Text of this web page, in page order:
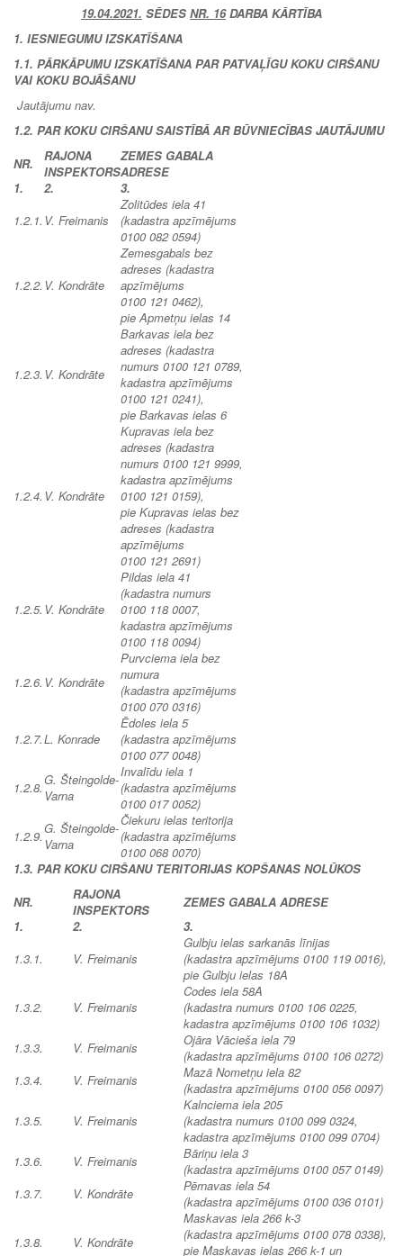
19.04.2021. SĒDES NR. 16DARBA KĀRTĪBA
1. IESNIEGUMU IZSKATĪŠANA
1.1. PĀRKĀPUMU IZSKATĪŠANA PAR PATVAĻĪGU KOKU CIRŠANU
VAI KOKU BOJĀŠANU
Jautājumu nav.
1.2. PAR KOKU CIRŠANU SAISTĪBĀ AR BŪVNIECĪBAS JAUTĀJUMU
NR.
RAJONA
INSPEKTORS
ZEMES GABALA
ADRESE
1.
2.
3.
1.2.1. V. Freimanis
Zolitūdes iela 41
(kadastra apzīmējums
0100 082 0594)
1.2.2. V. Kondrāte
Zemesgabals bez
adreses (kadastra
apzīmējums
0100 121 0462),
pie Apmetņu ielas 14
1.2.3. V. Kondrāte
Barkavas iela bez
adreses (kadastra
numurs 0100 121 0789,
kadastra apzīmējums
0100 121 0241),
pie Barkavas ielas 6
1.2.4. V. Kondrāte
Kupravas iela bez
adreses (kadastra
numurs 0100 121 9999,
kadastra apzīmējums
0100 121 0159),
pie Kupravas ielas bez
adreses (kadastra
apzīmējums
0100 121 2691)
1.2.5. V. Kondrāte
Pildas iela 41
(kadastra numurs
0100 118 0007,
kadastra apzīmējums
0100 118 0094)
1.2.6. V. Kondrāte
Purvciema iela bez
numura
(kadastra apzīmējums
0100 070 0316)
1.2.7.L. Konrade
Ēdoles iela 5
(kadastra apzīmējums
0100 077 0048)
1.2.8.G. Šteingolde-
Varna
Invalīdu iela 1
(kadastra apzīmējums
0100 017 0052)
1.2.9.G. Šteingolde-
Varna
Čiekuru ielas teritorija
(kadastra apzīmējums
0100 068 0070)
1.3. PAR KOKU CIRŠANU TERITORIJAS KOPŠANAS NOLŪKOS
NR.
RAJONA
INSPEKTORS
ZEMES GABALA ADRESE
1.
2.
3.
1.3.1.
V. Freimanis
Gulbju ielas sarkanās līnijas
(kadastra apzīmējums 0100 119 0016),
pie Gulbju ielas 18A
1.3.2.
V. Freimanis
Codes iela 58A
(kadastra numurs 0100 106 0225,
kadastra apzīmējums 0100 106 1032)
1.3.3.
V. Freimanis
Ojāra Vācieša iela 79
(kadastra apzīmējums 0100 106 0272)
1.3.4.
V. Freimanis
Mazā Nometņu iela 82
(kadastra apzīmējums 0100 056 0097)
1.3.5.
V. Freimanis
Kalnciema iela 205
(kadastra numurs 0100 099 0324,
kadastra apzīmējums 0100 099 0704)
1.3.6.
V. Freimanis
Bāriņu iela 3
(kadastra apzīmējums 0100 057 0149)
1.3.7.
V. Kondrāte
Pērnavas iela 54
(kadastra apzīmējums 0100 036 0101)
1.3.8. V. Kondrāte
Maskavas iela 266 k-3
(kadastra apzīmējums 0100 078 0338),
pie Maskavas ielas 266 k-1 un